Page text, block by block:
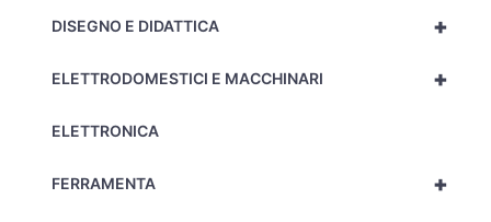
+
DISEGNO E DIDATTICA
+
ELETTRODOMESTICI E MACCHINARI
ELETTRONICA
+
FERRAMENTA